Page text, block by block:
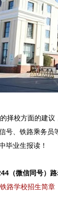
择校方面的建议
号、铁路乘务
毕业生报读！
（微信同号）
路学校招生简章